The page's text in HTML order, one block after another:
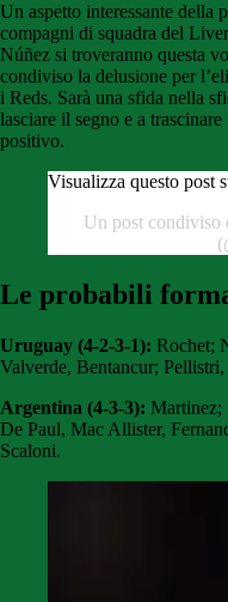
Un aspetto interessante della
compagni di squadra del
Núñez si troveranno questa
condiviso la delusione per
i Reds. Sarà una sfida nella
lasciare il segno e a
positivo.
Visualizza questo post
Un post condiviso
Le probabili
Uruguay (4-2-3-1): Rochet;
Valverde, Bentancur;
Argentina (4-3-3): Martinez;
De Paul, Mac Allister,
Scaloni.